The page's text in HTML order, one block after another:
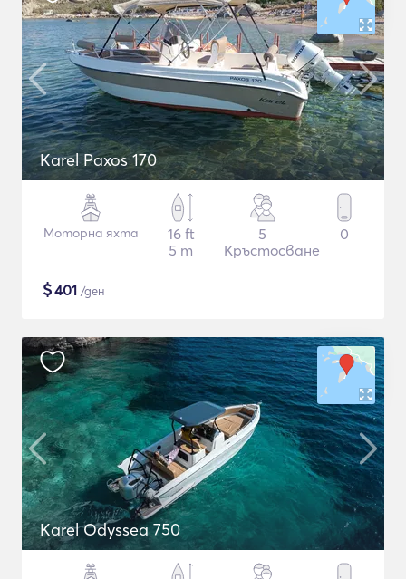
Karel Paxos 170
Моторна яхта
16 ft
5 m
5
Кръстосване
0
$401 /ден
Karel Odyssea 750